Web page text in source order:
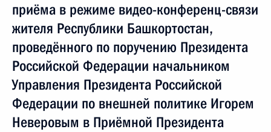
приёма в режиме видео-конференц-связи
жителя Республики Башкортостан,
проведённого по поручению Президента
Российской Федерации начальником
Управления Президента Российской
Федерации по внешней политике Игорем
Неверовым в Приёмной Президента